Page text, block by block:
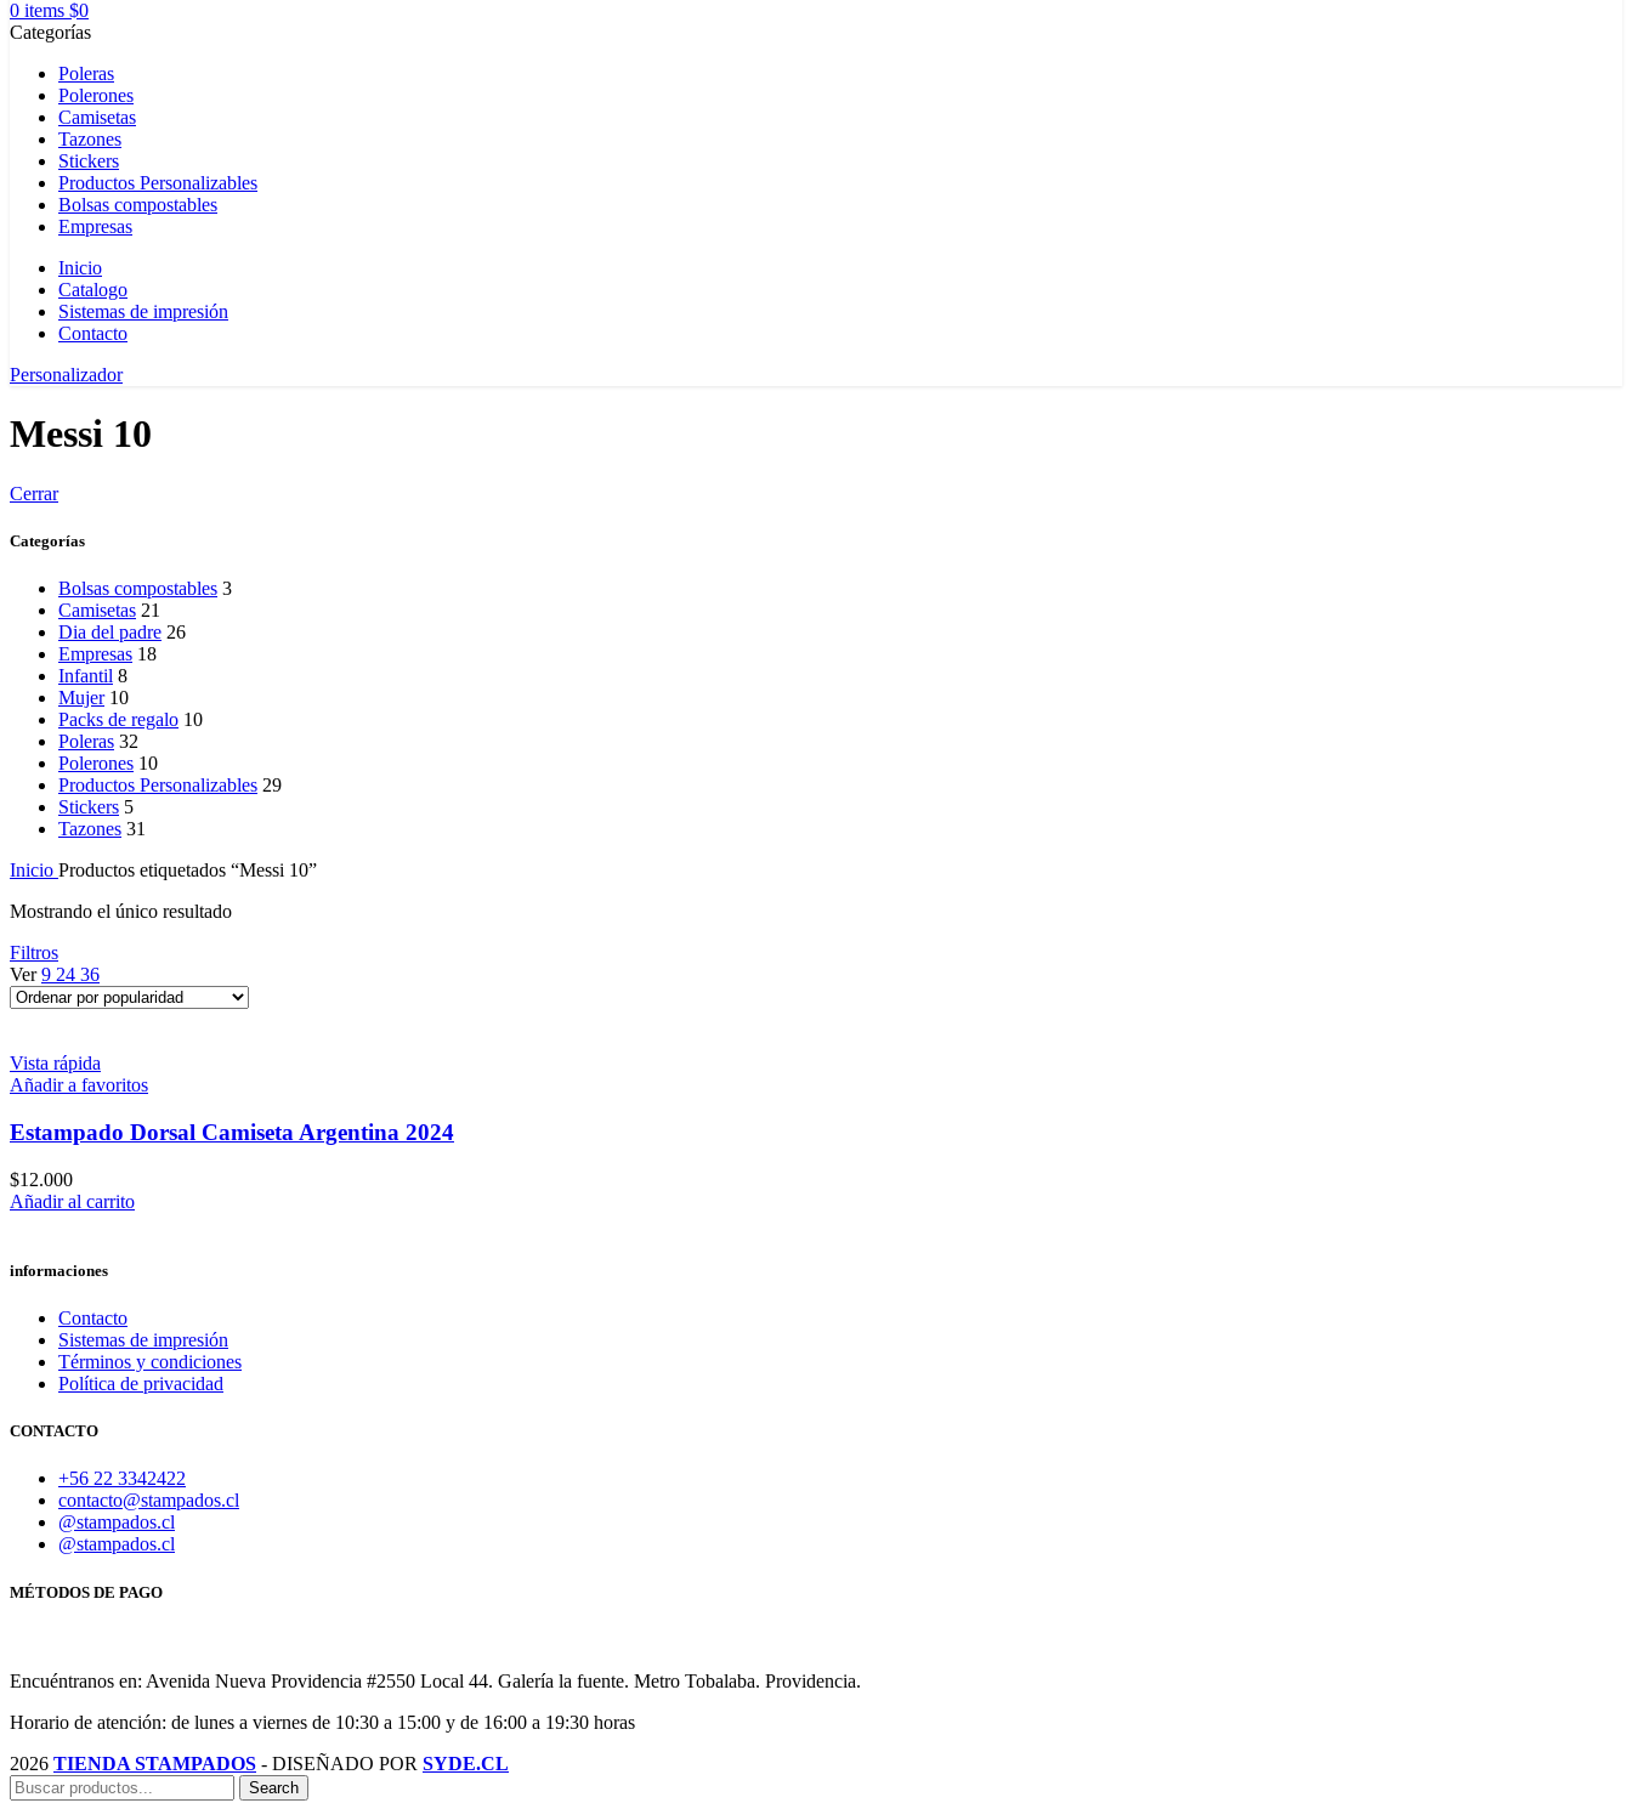
0 items $0
Categorías
Poleras
Polerones
Camisetas
Tazones
Stickers
Productos Personalizables
Bolsas compostables
Empresas
Inicio
Catalogo
Sistemas de impresión
Contacto
Personalizador
Messi 10
Cerrar
Categorías
Bolsas compostables 3
Camisetas 21
Dia del padre 26
Empresas 18
Infantil 8
Mujer 10
Packs de regalo 10
Poleras 32
Polerones 10
Productos Personalizables 29
Stickers 5
Tazones 31
Inicio Productos etiquetados “Messi 10”
Mostrando el único resultado
Filtros
Ver9 24 36
Vista rápida
Añadir a favoritos
Estampado Dorsal Camiseta Argentina 2024
$12.000
Añadir al carrito
informaciones
Contacto
Sistemas de impresión
Términos y condiciones
Política de privacidad
CONTACTO
+56 22 3342422
contacto@stampados.cl
@stampados.cl
@stampados.cl
MÉTODOS DE PAGO
Encuéntranos en: Avenida Nueva Providencia #2550 Local 44. Galería la fuente. Metro Tobalaba. Providencia.
Horario de atención: de lunes a viernes de 10:30 a 15:00 y de 16:00 a 19:30 horas
2026 TIENDA STAMPADOS - DISEÑADO POR SYDE.CL
Search